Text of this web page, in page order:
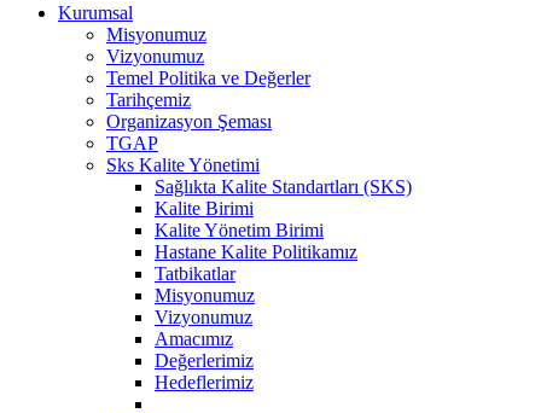
Kurumsal
Misyonumuz
Vizyonumuz
Temel Politika ve Değerler
Tarihçemiz
Organizasyon Şeması
TGAP
Sks Kalite Yönetimi
Sağlıkta Kalite Standartları (SKS)
Kalite Birimi
Kalite Yönetim Birimi
Hastane Kalite Politikamız
Tatbikatlar
Misyonumuz
Vizyonumuz
Amacımız
Değerlerimiz
Hedeflerimiz